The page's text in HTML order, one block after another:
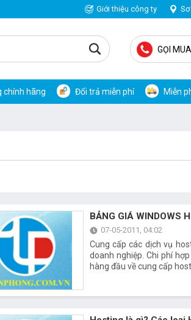
Giới thiệu công ty
GỌI
Miễn
Đổi trả miễn phí
chính hãng
BẢNG GIÁ WINDOWS
07-05-2011, 04:02
Cung cấp các dịch vụ
doanh nghiệp. Chi phí
hàng đầu về cung cấp